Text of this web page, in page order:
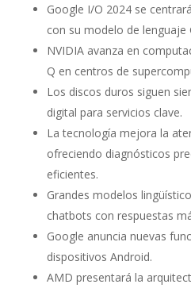
Google I/O 2024 se
con su modelo de lenguaje
NVIDIA avanza en
Q en centros de
Los discos duros siguen
digital para servicios clave.
La tecnología mejora la
ofreciendo diagnósticos
eficientes.
Grandes modelos
chatbots con respuestas
Google anuncia nuevas
dispositivos Android.
AMD presentará la